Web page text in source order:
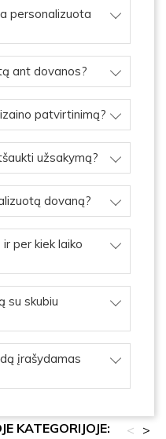
personalizuota
ant dovanos?
patvirtinimą?
užsakymą?
dovaną?
per kiek laiko
su skubiu
įrašydamas
KATEGORIJOJE: >
<